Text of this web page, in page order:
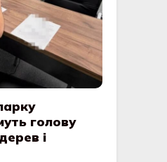
голову
і